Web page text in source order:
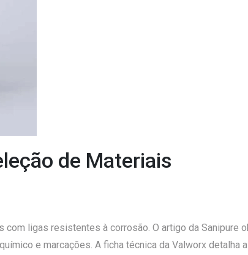
de Materiais
ligas resistentes à corrosão. O artigo da Sanipure
e marcações. A ficha técnica da Valworx detalha